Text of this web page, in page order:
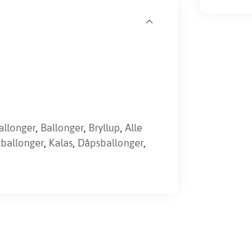
, Ballonger, Bryllup, Alle
, Kalas, Dåpsballonger,